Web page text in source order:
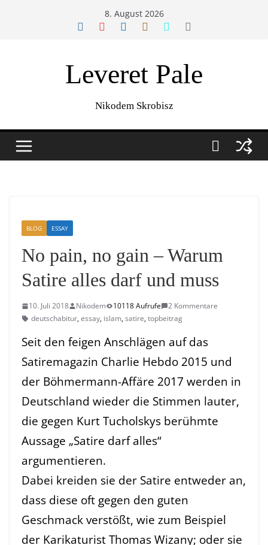
8. August 2026
Leveret Pale
Nikodem Skrobisz
BLOG ESSAY
No pain, no gain – Warum
Satire alles darf und muss
10. Juli 2018 Nikodem 10118 Aufrufe
2 Kommentare
deutschabitur,essay, islam,satire,topbeitrag
Seit den feigen Anschlägen auf das
Satiremagazin Charlie Hebdo 2015 und
der Böhmermann-Affäre 2017 werden in
Deutschland wieder die Stimmen lauter,
die gegen Kurt Tucholskys berühmte
Aussage „Satire darf alles“
argumentieren.
Dabei kreiden sie der Satire entweder an,
dass diese oft gegen den guten
Geschmack verstößt, wie zum Beispiel
der Karikaturist Thomas Wizany; oder sie